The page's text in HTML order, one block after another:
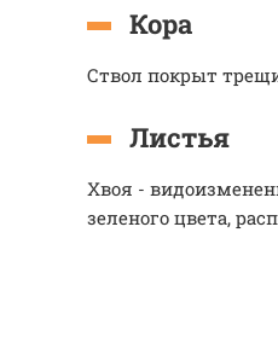
Кора
Ствол покрыт
Листья
Хвоя -
зеленого цвета,